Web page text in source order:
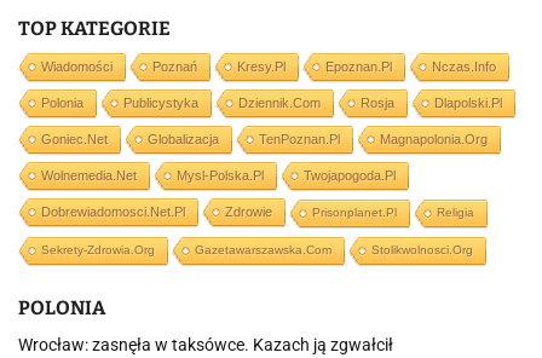
TOP KATEGORIE
Wiadomości Poznań Kresy.pl Epoznan.pl Nczas.info
Polonia Publicystyka Dziennik.com Rosja Dlapolski.pl
Goniec.net Globalizacja TenPoznan.pl Magnapolonia.org
Wolnemedia.net Mysl-Polska.pl Twojapogoda.pl
Dobrewiadomosci.net.pl Zdrowie Prisonplanet.pl Religia
Sekrety-Zdrowia.org Gazetawarszawska.com Stolikwolnosci.org
POLONIA
Wrocław: zasnęła w taksówce. Kazach ją zgwałcił